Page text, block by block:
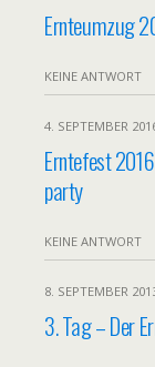
Ernteumzug
KEINE ANTWORT
4. SEPTEMBER
Erntefest
party
KEINE ANTWORT
8. SEPTEMBER
3. Tag – Der